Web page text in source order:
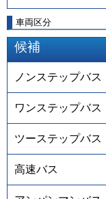
車両区分
候補
ノンステップバス
ワンステップバス
ツーステップバス
高速バス